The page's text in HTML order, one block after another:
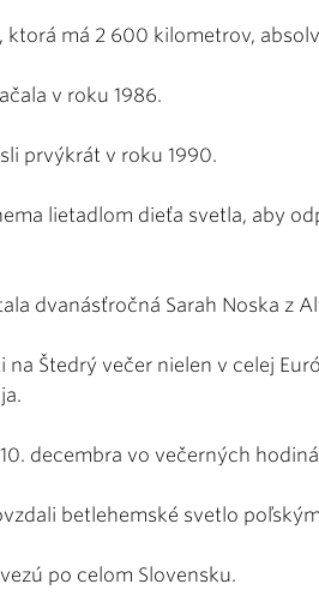
ktorá má 2 600 kilometrov,
v roku 1986.
prvýkrát v roku 1990.
lietadlom dieťa svetla, aby
dvanásťročná Sarah Noska z
Štedrý večer nielen v celej
decembra vo večerných
betlehemské svetlo
po celom Slovensku.